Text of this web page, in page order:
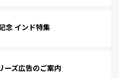
念 インド特集
ーズ広告のご案内